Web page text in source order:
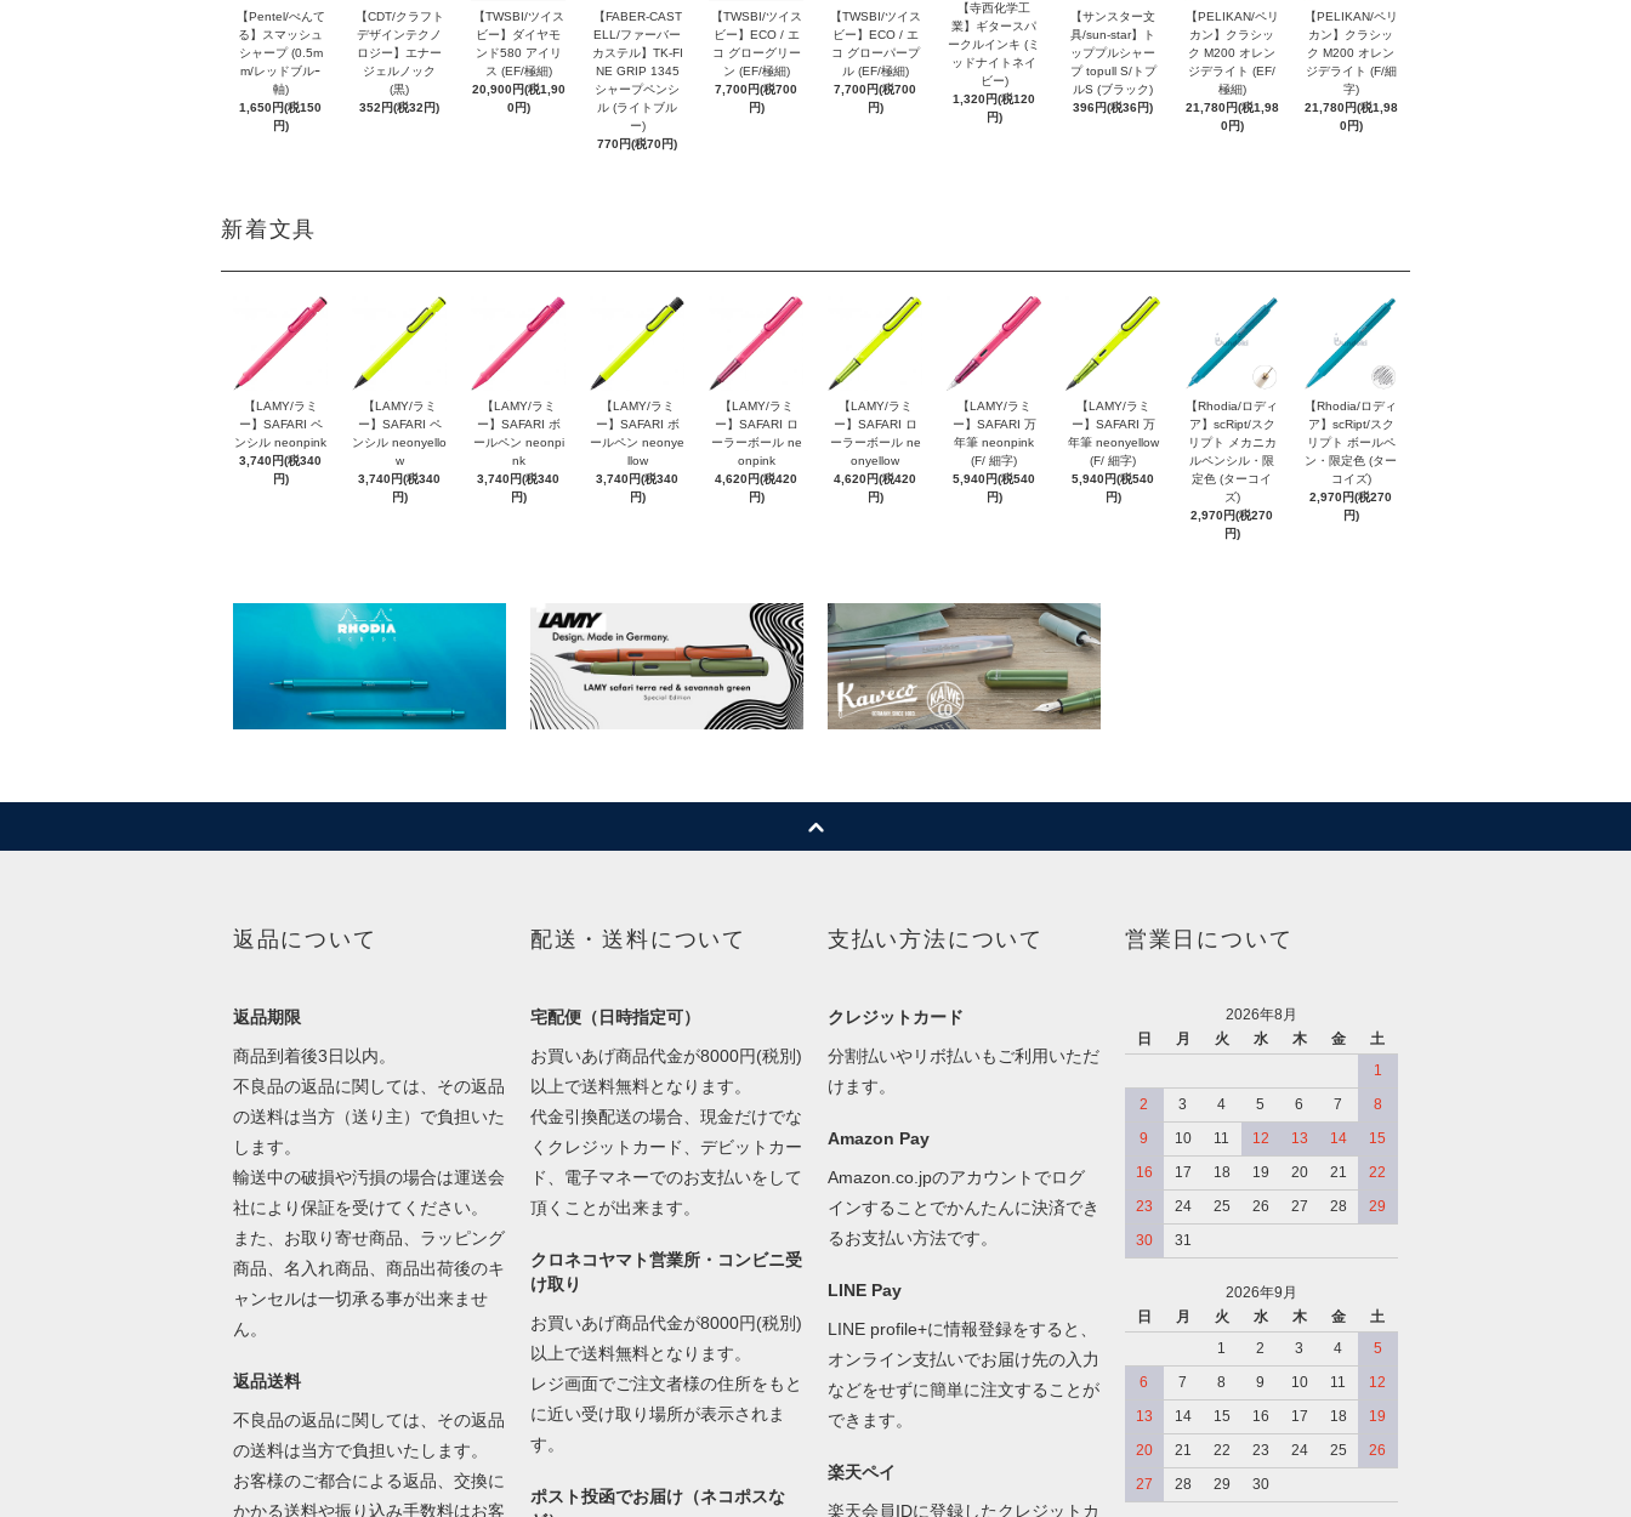
【Pentel/ぺんて
る】スマッシュ
シャープ (0.5m
m/レッドブルｰ
軸)
1,650円(税150
円)
【CDT/クラフト
デザインテクノ
ロジー】エナー
ジェルノック
(黒)
352円(税32円)
【TWSBI/ツイス
ビー】ダイヤモ
ンド580 アイリ
ス (EF/極細)
20,900円(税1,90
0円)
【FABER-CAST
ELL/ファーバー
カステル】TK-FI
NE GRIP 1345
シャープペンシ
ル (ライトブル
ー)
770円(税70円)
【TWSBI/ツイス
ビー】ECO / エ
コ グローグリー
ン (EF/極細)
7,700円(税700
円)
【TWSBI/ツイス
ビー】ECO / エ
コ グローパープ
ル (EF/極細)
7,700円(税700
円)
【寺西化学工
業】ギタースパ
ークルインキ (ミ
ッドナイトネイ
ビー)
1,320円(税120
円)
【サンスター文
具/sun-star】ト
ッププルシャー
プ topull S/トプ
ルS (ブラック)
396円(税36円)
【PELIKAN/ペリ
カン】クラシッ
ク M200 オレン
ジデライト (EF/
極細)
21,780円(税1,98
0円)
【PELIKAN/ペリ
カン】クラシッ
ク M200 オレン
ジデライト (F/細
字)
21,780円(税1,98
0円)
新着文具
【LAMY/ラミ
ー】SAFARI ペ
ンシル neonpink
3,740円(税340
円)
【LAMY/ラミ
ー】SAFARI ペ
ンシル neonyello
w
3,740円(税340
円)
【LAMY/ラミ
ー】SAFARI ボ
ールペン neonpi
nk
3,740円(税340
円)
【LAMY/ラミ
ー】SAFARI ボ
ールペン neonye
llow
3,740円(税340
円)
【LAMY/ラミ
ー】SAFARI ロ
ーラーボール ne
onpink
4,620円(税420
円)
【LAMY/ラミ
ー】SAFARI ロ
ーラーボール ne
onyellow
4,620円(税420
円)
【LAMY/ラミ
ー】SAFARI 万
年筆 neonpink
(F/ 細字)
5,940円(税540
円)
【LAMY/ラミ
ー】SAFARI 万
年筆 neonyellow
(F/ 細字)
5,940円(税540
円)
【Rhodia/ロディ
ア】scRipt/スク
リプト メカニカ
ルペンシル・限
定色 (ターコイ
ズ)
2,970円(税270
円)
【Rhodia/ロディ
ア】scRipt/スク
リプト ボールペ
ン・限定色 (ター
コイズ)
2,970円(税270
円)
返品について
返品期限
商品到着後3日以内。
不良品の返品に関しては、その返品
の送料は当方（送り主）で負担いた
します。
輸送中の破損や汚損の場合は運送会
社により保証を受けてください。
また、お取り寄せ商品、ラッピング
商品、名入れ商品、商品出荷後のキ
ャンセルは一切承る事が出来ませ
ん。
返品送料
不良品の返品に関しては、その返品
の送料は当方で負担いたします。
お客様のご都合による返品、交換に
かかる送料や振り込み手数料はお客
配送・送料について
宅配便（日時指定可）
お買いあげ商品代金が8000円(税別)
以上で送料無料となります。
代金引換配送の場合、現金だけでな
くクレジットカード、デビットカー
ド、電子マネーでのお支払いをして
頂くことが出来ます。
クロネコヤマト営業所・コンビニ受
け取り
お買いあげ商品代金が8000円(税別)
以上で送料無料となります。
レジ画面でご注文者様の住所をもと
に近い受け取り場所が表示されま
す。
ポスト投函でお届け（ネコポスな
支払い方法について
クレジットカード
分割払いやリボ払いもご利用いただ
けます。
Amazon Pay
Amazon.co.jpのアカウントでログ
インすることでかんたんに決済でき
るお支払い方法です。
LINE Pay
LINE profile+に情報登録をすると、
オンライン支払いでお届け先の入力
などをせずに簡単に注文することが
できます。
楽天ペイ
楽天会員IDに登録したクレジットカ
営業日について
2026年8月
日
月 火 水 木 金
土
1
2
3 4 5 6 7
8
9
10 11 12 13 14
15
16
17 18 19 20 21
22
23
24 25 26 27 28
29
30
31
2026年9月
日
月 火 水 木 金
土
1
2 3 4
5
6
7 8 9 10 11
12
13
14 15 16 17 18
19
20
21 22 23 24 25
26
27
28 29 30